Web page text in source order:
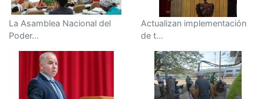
La Asamblea Nacional del
Poder...
Actualizan implementación
de t...